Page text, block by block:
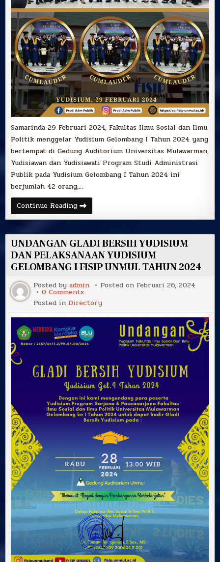
Samarinda 29 Februari 2024, Fakultas Ilmu Sosial dan Ilmu
Politik menggelar Yudisium Gelombang I Tahun 2024 yang
bertempat di Gedung Auditorium Universitas Mulawarman,
Yudisiawan dan Yudisiawati Program Studi Administrasi
Publik pada Yudisium Gelombang I Tahun 2024 ini
berjumlah 42 orang,…
Continue ReadingSelamat
&
Sukses
Yudisiawan
dan
Yudisiawati
Program
Studi
Administrasi
Publik
Gelombang
I
Tahun
2024
UNDANGAN GLADI BERSIH YUDISIUM
DAN PELAKSANAAN YUDISIUM
GELOMBANG I FISIP UNMUL TAHUN 2024
Posted byadmin Posted on Februari 26, 2024
0 Commentson
UNDANGAN
GLADI
BERSIH
YUDISIUM
DAN
PELAKSANAAN
YUDISIUM
GELOMBANG
UNMUL
TAHUN
2024
Posted inDirectory